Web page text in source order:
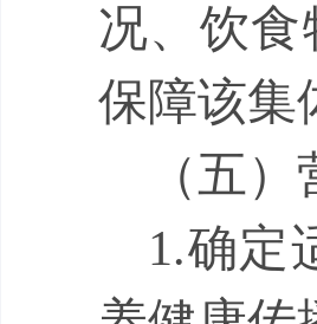
况、饮
保障该集
（五）
1.确定